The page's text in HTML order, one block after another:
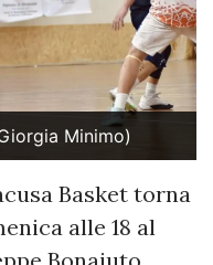
Minimo)
Basket torna
alle 18 al